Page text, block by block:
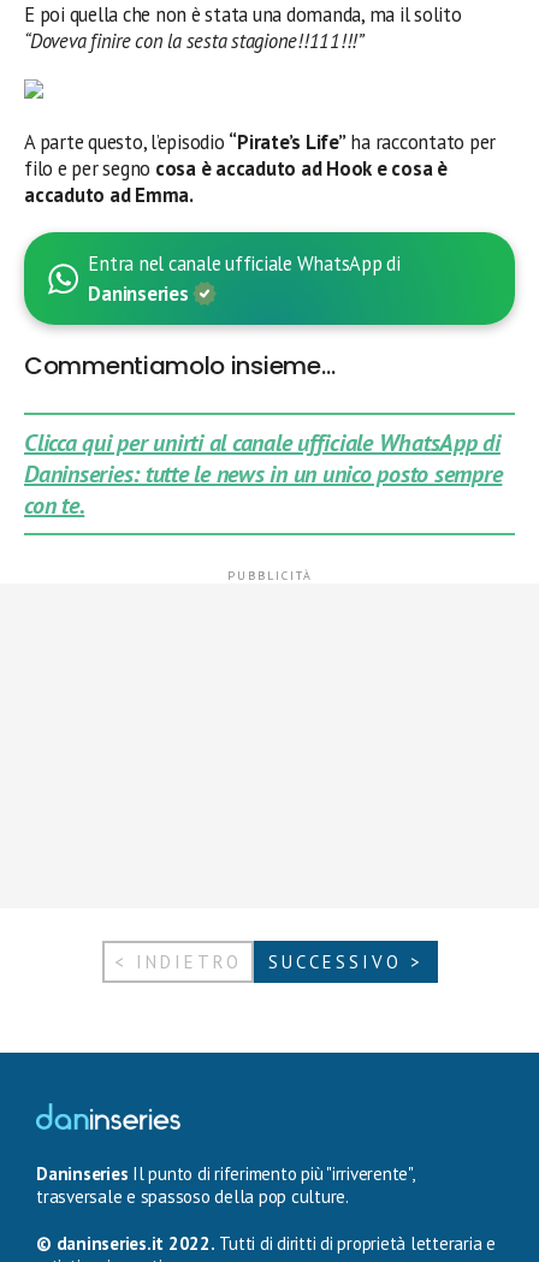
E poi quella che non è stata una domanda, ma il solito
“Doveva finire con la sesta stagione!!111!!!”
A parte questo, l’episodio “Pirate’s Life”ha raccontato per
filo e per segno cosa è accaduto ad Hook e cosa è
accaduto ad Emma.
Entra nel canale ufficiale WhatsApp di
Daninseries
Commentiamolo insieme…
Clicca qui per unirti al canale ufficiale WhatsApp di
Daninseries: tutte le news in un unico posto sempre
con te.
< INDIETRO SUCCESSIVO >
Daninseries Il punto di riferimento più "irriverente",
trasversale e spassoso della pop culture.
© daninseries.it 2022. Tutti di diritti di proprietà letteraria e